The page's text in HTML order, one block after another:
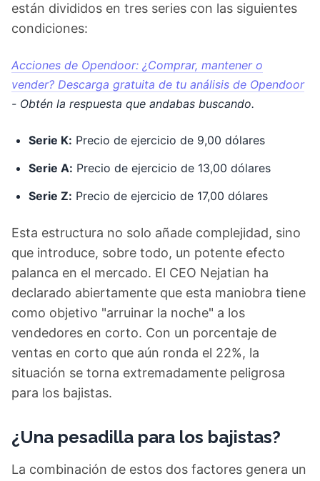
están divididos en tres series con las siguientes
condiciones:
Acciones de Opendoor: ¿Comprar, mantener o
vender? Descarga gratuita de tu análisis de Opendoor
- Obtén la respuesta que andabas buscando.
Serie K: Precio de ejercicio de 9,00 dólares
Serie A: Precio de ejercicio de 13,00 dólares
Serie Z: Precio de ejercicio de 17,00 dólares
Esta estructura no solo añade complejidad, sino
que introduce, sobre todo, un potente efecto
palanca en el mercado. El CEO Nejatian ha
declarado abiertamente que esta maniobra tiene
como objetivo "arruinar la noche" a los
vendedores en corto. Con un porcentaje de
ventas en corto que aún ronda el 22%, la
situación se torna extremadamente peligrosa
para los bajistas.
¿Una pesadilla para los bajistas?
La combinación de estos dos factores genera un